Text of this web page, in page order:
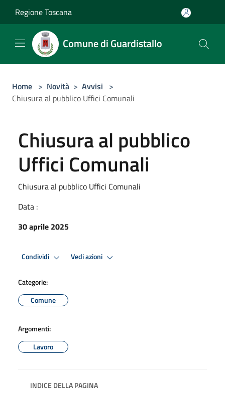
Regione Toscana
Comune di Guardistallo
Home > Novità > Avvisi >
Chiusura al pubblico Uffici Comunali
Chiusura al pubblico
Uffici Comunali
Chiusura al pubblico Uffici Comunali
Data :
30 aprile 2025
Condividi Vedi azioni
Categorie:
Comune
Argomenti:
Lavoro
INDICE DELLA PAGINA